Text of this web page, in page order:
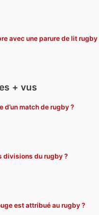
avec une parure de lit rugby
+ vus
d’un match de rugby ?
divisions du rugby ?
est attribué au rugby ?